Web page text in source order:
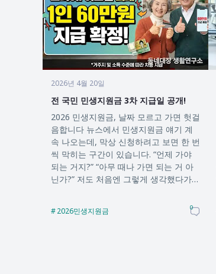
2026년 4월 20일
전 국민 민생지원금 3차 지급일 공개!
2026 민생지원금, 날짜 모르고 가면 헛걸
음합니다 뉴스에서 민생지원금 얘기 계
속 나오는데, 막상 신청하려고 보면 한 번
씩 막히는 구간이 있습니다. “언제 가야
되는 거지?” “아무 때나 가면 되는 거 아
닌가?” 저도 처음엔 그렇게 생각했다가,
2026민생지원금 0